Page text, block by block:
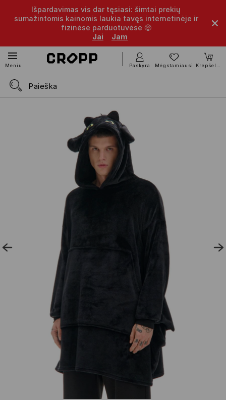
Išpardavimas vis dar tęsiasi: šimtai prekių
sumažintomis kainomis laukia tavęs internetinėje ir
fizinėse parduotuvėse 🤑
Jai
Jam
Meniu Paskyra Mėgstamiausi Krepšelis